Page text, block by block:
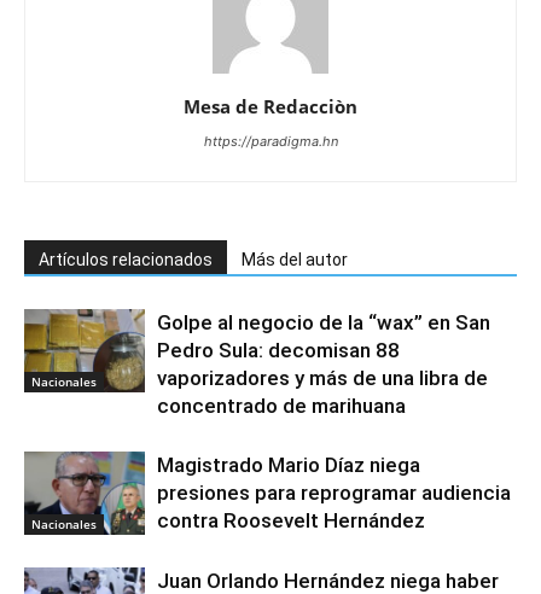
Mesa de Redacciòn
https://paradigma.hn
Artículos relacionados Más del autor
Nacionales
Golpe al negocio de la “wax” en San
Pedro Sula: decomisan 88
vaporizadores y más de una libra de
concentrado de marihuana
Nacionales
Magistrado Mario Díaz niega
presiones para reprogramar audiencia
contra Roosevelt Hernández
Juan Orlando Hernández niega haber